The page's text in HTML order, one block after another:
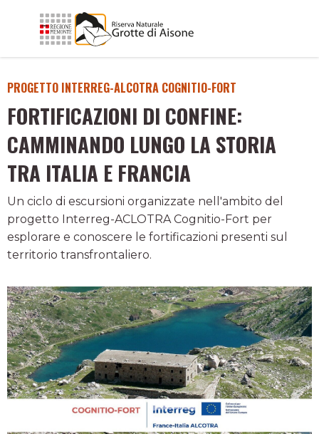
PROGETTO INTERREG-ALCOTRA COGNITIO-FORT
FORTIFICAZIONI DI CONFINE:
CAMMINANDO LUNGO LA STORIA
TRA ITALIA E FRANCIA
Un ciclo di escursioni organizzate nell'ambito del
progetto Interreg-ACLOTRA Cognitio-Fort per
esplorare e conoscere le fortificazioni presenti sul
territorio transfrontaliero.